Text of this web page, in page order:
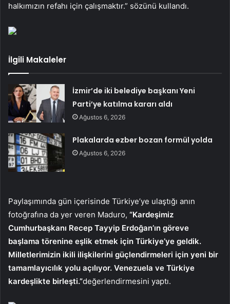
halkımızın refahı için çalışmaktır.” sözünü kullandı.
İlgili Makaleler
İzmir’de iki belediye başkanı Yeni
Parti’ye katılma kararı aldı
Ağustos 6, 2026
Plakalarda ezber bozan formül yolda
Ağustos 6, 2026
Paylaşımında gün içerisinde Türkiye’ye ulaştığı anın
fotoğrafına da yer veren Maduro, “Kardeşimiz
Cumhurbaşkanı Recep Tayyip Erdoğan’ın göreve
başlama törenine eşlik etmek için Türkiye’ye geldik.
Milletlerimizin ikili ilişkilerini güçlendirmeleri için yeni bir
tamamlayıcılık yolu açılıyor. Venezuela ve Türkiye
kardeşlikte birleşti.”değerlendirmesini yaptı.